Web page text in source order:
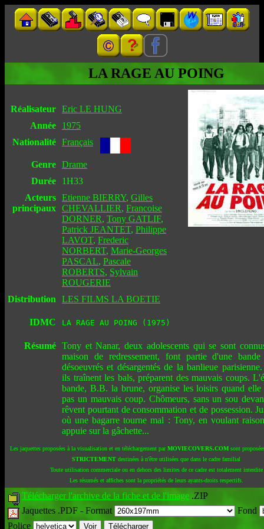
LA RAGE AU POING
Réalisateur Eric LE HUNG
Année
1975
Nationalité Français
Genre Drame
Durée
1H33
Acteurs
principaux
Etienne BIERRY, Gilles
CHEVALLIER, Francoise
DORNER, Tony GATLIF,
Patrick JEANTET, Philippe
LAVOT, Frederic
NORBERT, Marie-Georges
PASCAL, Pascale
ROBERTS, Sylvain
ROUGERIE
Distribution
LES FILMS LA BOETIE
IDMC LA RAGE AU POING (1975)
Résumé Tony et Nanar, deux adolescents qui se sont
maison de redressement, font partie d'une
désoeuvrés et désargentés de la banlieue
ils traînent les bals, préparent des mauvais coups.
bande, B.B. la brune, organise les loisirs quand elle
pas un mauvais coup. Chômeurs, sans un sou
rêvent pourtant de consommation et de possession.
où une bagarre tourne mal : Tony, en voulant
appuie sur la gâchette...
Les jaquettes proposées à la visualisation et en téléchargement parMOVIECOVERS.COM sont
STRICTEMENT destinées à n'être utilisées que dans le cadre familial
Toute utilisation commerciale ou en dehors des limites de ce cadre est totalement interdite
Les résumés et affiches sont la propriétés de leurs ayants-droits respectifs.
Télécharger l'archive de la fiche et de l'image .ZIP
Jaquettes .PDF - Format
Fond
Police